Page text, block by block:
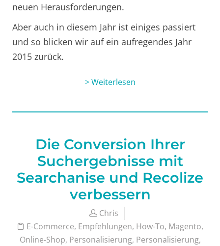
neuen Herausforderungen.
Aber auch in diesem Jahr ist einiges passiert
und so blicken wir auf ein aufregendes Jahr
2015 zurück.
> Weiterlesen
Die Conversion Ihrer
Suchergebnisse mit
Searchanise und Recolize
verbessern
Chris
E-Commerce, Empfehlungen, How-To, Magento,
Online-Shop, Personalisierung, Personalisierung,